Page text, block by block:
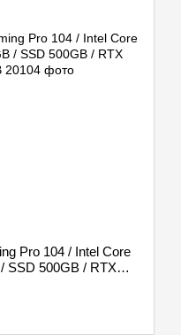
Pro 104 / Intel Core
SSD 500GB / RTX